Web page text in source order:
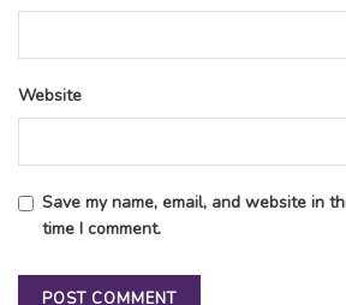
Website
Save my name, email, and website in
time I comment.